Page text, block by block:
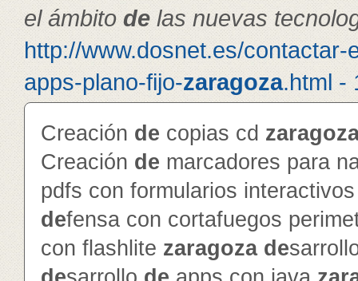
el ámbitodelas nuevas
http://www.dosnet.es/contactar-
apps-plano-fijo-zaragoza.html -
Creación de copias cd
Creación de marcadores para
pdfs con formularios
defensa con cortafuegos
con flashlite zaragoza de